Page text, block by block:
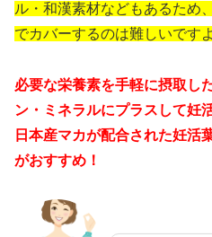
ル・和漢素材などもあるため
でカバーするのは難しいですよ
必要な栄養素を手軽に摂取し
ン・ミネラルにプラスして妊
日本産マカが配合された妊活
がおすすめ！